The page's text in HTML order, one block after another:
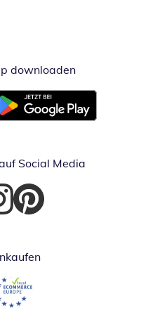
downloadenÖffnet in
in neuem Fenster
Social Media
Fenster
in neuem Fenster
Öffnet in neuem Fenster
neuem Fenster
Öffnet in neuem Fenster